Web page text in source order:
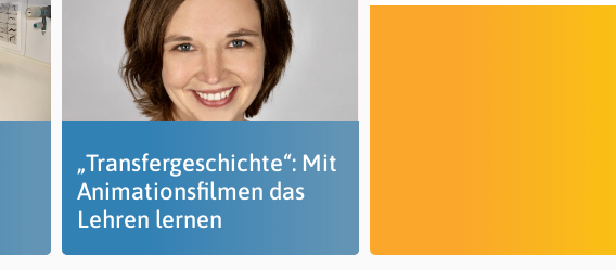
„Transfergeschichte“: Mit
Animationsfilmen das
Lehren lernen